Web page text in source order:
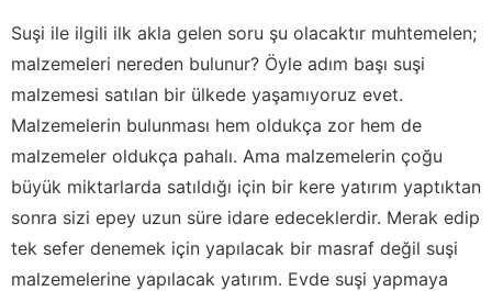
Suşi ile ilgili ilk akla gelen soru şu olacaktır muhtemelen;
malzemeleri nereden bulunur? Öyle adım başı suşi
malzemesi satılan bir ülkede yaşamıyoruz evet.
Malzemelerin bulunması hem oldukça zor hem de
malzemeler oldukça pahalı. Ama malzemelerin çoğu
büyük miktarlarda satıldığı için bir kere yatırım yaptıktan
sonra sizi epey uzun süre idare edeceklerdir. Merak edip
tek sefer denemek için yapılacak bir masraf değil suşi
malzemelerine yapılacak yatırım. Evde suşi yapmaya